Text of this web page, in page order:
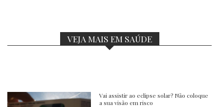
VEJA MAIS EM SAÚDE
Vai assistir ao eclipse solar? Não coloque
a sua visão em risco